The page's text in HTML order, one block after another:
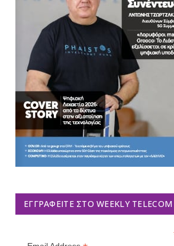
ΕΓΓΡΑΦΕΊΤΕ ΣΤΟ WEEKLY TELECOM